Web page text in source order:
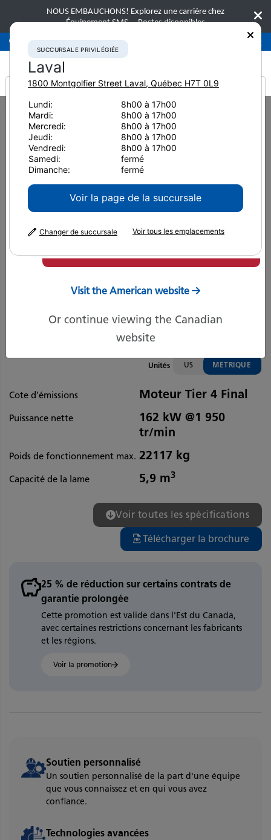
NOUS EMBAUCHONS! Explorez une carrière chez
Équipement SMS. Postes disponibles
Succursale privilégiéeLaval 450-781-9600
Home Équipement neuf Bouteurs Komatsu D65WX-18
Bouteurs
Komatsu D65WX-18
Unités US MÉTRIQUE
Cote d’émissions Moteur Tier 4 Final
Puissance nette
162 kW @1 950
tr/min
Poids de fonctionnement max. 22117 kg
Capacité de la lame 5,9 m3
Voir toutes les spécifications
Télécharger la brochure
25 % de réduction sur certains contrats de
garantie prolongée
Cette promotion est valide dans l'Est du Canada,
avec certaines restrictions concernant les fabricants
et les régions.
Voir la promotion
Soutien personnalisé
Un soutien personnalisé de la part d'une équipe
que vous connaissez et en qui vous avez
confiance.
Technologies avancées
It looks like you are
from America
Visit the American website
Or continue viewing the Canadian
website
SUCCURSALE PRIVILÉGIÉE
Laval
1800 Montgolfier Street Laval, Québec H7T 0L9
Lundi:
8h00 à 17h00
Mardi:
8h00 à 17h00
Mercredi:
8h00 à 17h00
Jeudi:
8h00 à 17h00
Vendredi:
8h00 à 17h00
Samedi:
fermé
Dimanche:
fermé
Voir la page de la succursale
Changer de succursale Voir tous les emplacements